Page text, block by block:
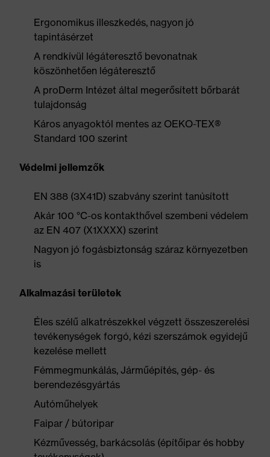
Ergonomikus illeszkedés, nagyon jó
tapintásérzet
A rendkívül légáteresztő bevonatnak
köszönhetően légáteresztő
A proDerm Intézet által megerősített bőrbarát
tulajdonság
Káros anyagoktól mentes az OEKO-TEX®
Standard 100 szerint
Védelmi jellemzők
EN 388 (3X41D) szabvány szerint tanúsított
Akár 100 °C-os kontakthővel szembeni védelem
az EN 407 (X1XXXX) szerint
Nagyon jó fogásbiztonság száraz környezetben
is
Alkalmazási területek
Éles szélű alkatrészekkel végzett összeszerelési
tevékenységek forgó, kézi szerszámok egyidejű
kezelése mellett
Fémmegmunkálás, Járműépítés, gép- és
berendezésgyártás
Autóműhelyek
Faipar / bútoripar
Kézművesség, barkácsolás (építőipar és hobby